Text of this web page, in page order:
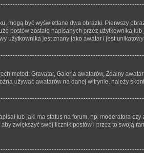
mogą być wyświetlane dwa obrazki. Pierwszy
postów zostało napisanych przez użytkownika
użytkownika jest znany jako awatar i jest
metod: Gravatar, Galeria awatarów, Zdalny
używać awatarów na danej witrynie, należy
lub jaki ma status na forum, np. moderatora
zwiększyć swój licznik postów i przez to swoją